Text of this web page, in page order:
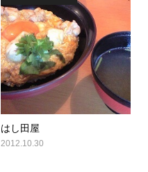
はし田屋
2012.10.30